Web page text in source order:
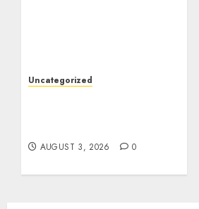
Uncategorized
AUGUST 3, 2026 0